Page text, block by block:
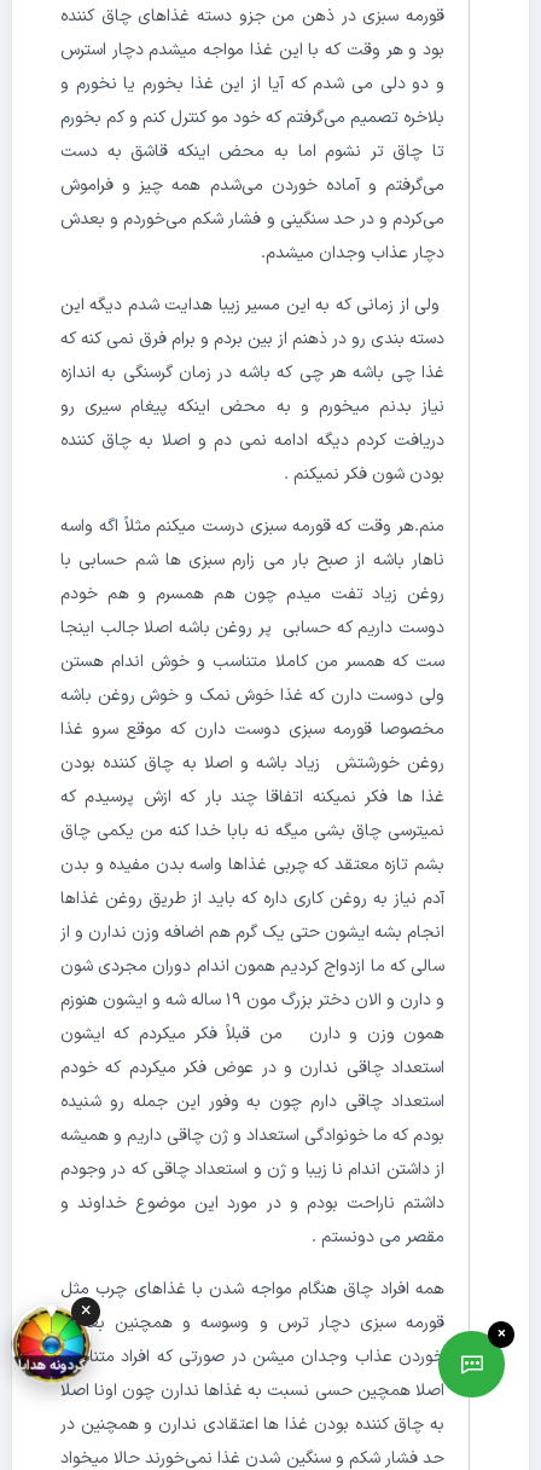
قورمه سبزی در ذهن من جزو دسته غذاهای چاق کننده
بود و هر وقت که با این غذا مواجه میشدم دچار استرس
و دو دلی می شدم که آیا از این غذا بخورم یا نخورم و
بلاخره تصمیم می‌گرفتم که خود مو کنترل کنم و کم بخورم
تا چاق تر نشوم اما به محض اینکه قاشق به دست
می‌گرفتم و آماده خوردن می‌شدم همه چیز و فراموش
می‌کردم و در حد سنگینی و فشار شکم می‌خوردم و بعدش
دچار عذاب وجدان میشدم.
ولی از زمانی که به این مسیر زیبا هدایت شدم دیگه این
دسته بندی رو در ذهنم از بین بردم و برام فرق نمی کنه که
غذا چی باشه هر چی که باشه در زمان گرسنگی به اندازه
نیاز بدنم میخورم و به محض اینکه پیغام سیری رو
دریافت کردم دیگه ادامه نمی دم و اصلا به چاق کننده
بودن شون فکر نمیکنم .
منم.هر وقت که قورمه سبزی درست میکنم مثلاً اگه واسه
ناهار باشه از صبح بار می زارم سبزی ها شم حسابی با
روغن زیاد تفت میدم چون هم همسرم و هم خودم
دوست داریم که حسابی پر روغن باشه اصلا جالب اینجا
ست که همسر من کاملا متناسب و خوش اندام هستن
ولی دوست دارن که غذا خوش نمک و خوش روغن باشه
مخصوصا قورمه سبزی دوست دارن که موقع سرو غذا
روغن خورشتش زیاد باشه و اصلا به چاق کننده بودن
غذا ها فکر نمیکنه اتفاقا چند بار که ازش پرسیدم که
نمیترسی چاق بشی میگه نه بابا خدا کنه من یکمی چاق
بشم تازه معتقد که چربی غذاها واسه بدن مفیده و بدن
آدم نیاز به روغن کاری داره که باید از طریق روغن غذاها
انجام بشه ایشون حتی یک گرم هم اضافه وزن ندارن و از
سالی که ما ازدواج کردیم همون اندام دوران مجردی شون
و دارن و الان دختر بزرگ مون 19 ساله شه و ایشون هنوزم
همون وزن و دارن من قبلاً فکر میکردم که ایشون
استعداد چاقی ندارن و در عوض فکر میکردم که خودم
استعداد چاقی دارم چون به وفور این جمله رو شنیده
بودم که ما خونوادگی استعداد و ژن چاقی داریم و همیشه
از داشتن اندام نا زیبا و ژن و استعداد چاقی که در وجودم
داشتم ناراحت بودم و در مورد این موضوع خداوند و
مقصر می دونستم .
همه افراد چاق هنگام مواجه شدن با غذاهای چرب مثل
قورمه سبزی دچار ترس و وسوسه و همچنین بعد از
خوردن عذاب وجدان میشن در صورتی که افراد متناسب
اصلا همچین حسی نسبت به غذاها ندارن چون اونا اصلا
به چاق کننده بودن غذا ها اعتقادی ندارن و همچنین در
حد فشار شکم و سنگین شدن غذا نمی‌خورند حالا میخواد
×
×
گردونه هدایا